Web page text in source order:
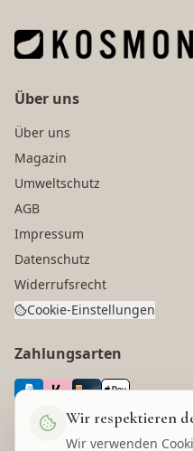
Wir respektieren
Wir verwenden
Über uns
Über uns
Magazin
Umweltschutz
AGB
Impressum
Datenschutz
Widerrufsrecht
Cookie-Einstellungen
Zahlungsarten